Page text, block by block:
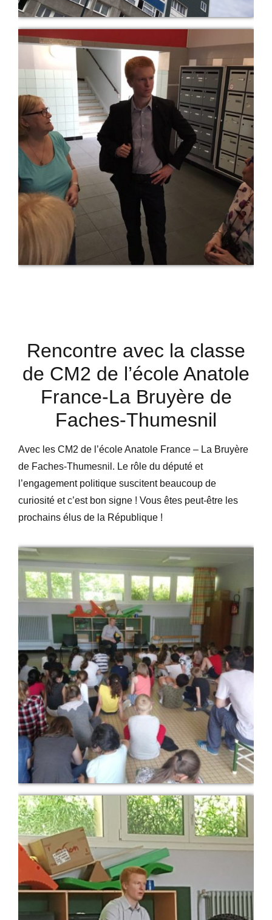
Rencontre avec la classe
de CM2 de l’école Anatole
France-La Bruyère de
Faches-Thumesnil
Avec les CM2 de l’école Anatole France – La Bruyère
de Faches-Thumesnil. Le rôle du député et
l’engagement politique suscitent beaucoup de
curiosité et c’est bon signe ! Vous êtes peut-être les
prochains élus de la République !